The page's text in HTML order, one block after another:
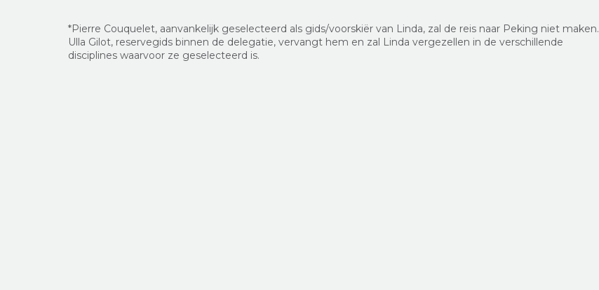
*Pierre Couquelet, aanvankelijk geselecteerd als gids/voorskiër van Linda, zal de reis naar Peking niet maken.
Ulla Gilot, reservegids binnen de delegatie, vervangt hem en zal Linda vergezellen in de verschillende
disciplines waarvoor ze geselecteerd is.